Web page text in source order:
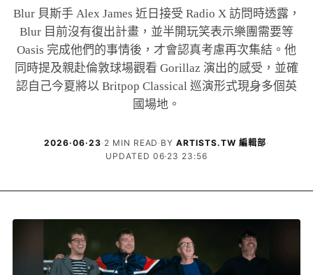
Blur 貝斯手 Alex James 近日接受 Radio X 訪問時透露，
Blur 目前沒有復出計畫，並半開玩笑表示樂團需要等
Oasis 完成他們的事情後，才會認真考慮再次集結。他
同時提及親赴倫敦球場觀看 Gorillaz 演出的感受，並確
認自己今夏將以 Britpop Classical 巡演形式現身多個英
國場地。
2026·06·23· 2 MIN READ · BYARTISTS.TW 編輯部·
UPDATED 06·23 23:56